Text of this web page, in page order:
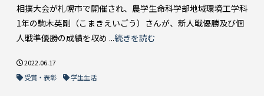
相撲大会が札幌市で開催され、農学生命科学部地域環境工学科
1年の駒木英剛（こまきえいごう）さんが、新人戦優勝及び個
人戦準優勝の成績を収め ...続きを読む
2022.06.17
受賞・表彰
学生生活